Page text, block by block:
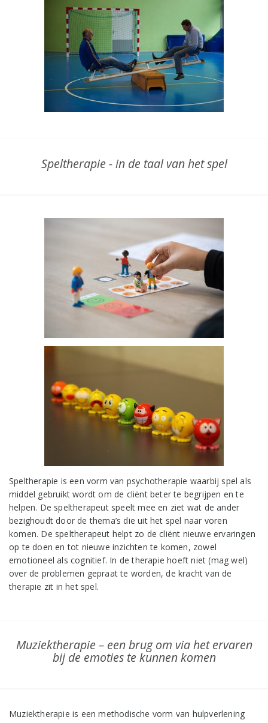
Speltherapie - in de taal van het spel
Speltherapie is een vorm van psychotherapie waarbij spel als
middel gebruikt wordt om de cliënt beter te begrijpen en te
helpen. De speltherapeut speelt mee en ziet wat de ander
bezighoudt door de thema’s die uit het spel naar voren
komen. De speltherapeut helpt zo de cliënt nieuwe ervaringen
op te doen en tot nieuwe inzichten te komen, zowel
emotioneel als cognitief. In de therapie hoeft niet (mag wel)
over de problemen gepraat te worden, de kracht van de
therapie zit in het spel.
Muziektherapie – een brug om via het ervaren
bij de emoties te kunnen komen
Muziektherapie is een methodische vorm van hulpverlening